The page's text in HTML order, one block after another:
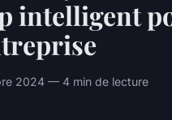
intelligent
2024 — 4 min de lecture